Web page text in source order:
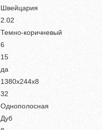
Швейцария
2.02
Темно-коричневый
6
15
да
1380x244x8
32
Однополосная
Дуб